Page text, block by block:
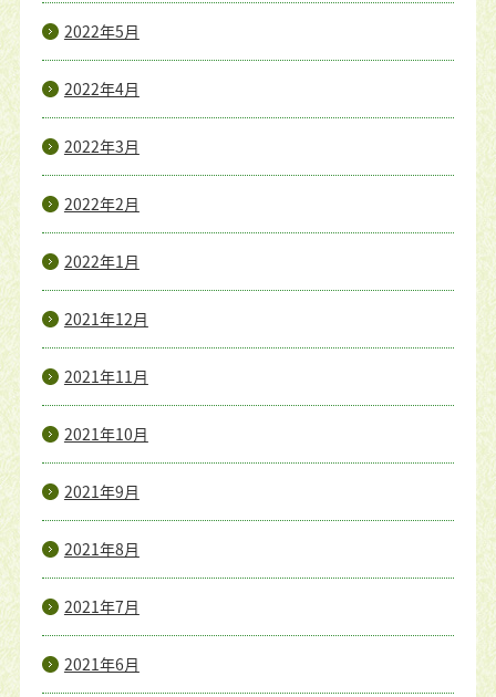
2022年5月
2022年4月
2022年3月
2022年2月
2022年1月
2021年12月
2021年11月
2021年10月
2021年9月
2021年8月
2021年7月
2021年6月